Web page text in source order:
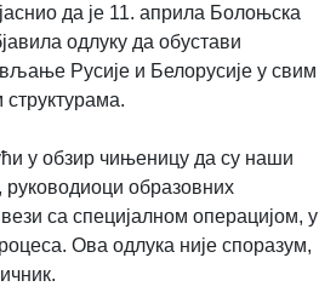
да је 11. априла Болоњска
одлуку да обустави
Русије и Белорусије у свим
у обзир чињеницу да су наши
руководиоци образовних
са специјалном операцијом, у
Ова одлука није споразум,